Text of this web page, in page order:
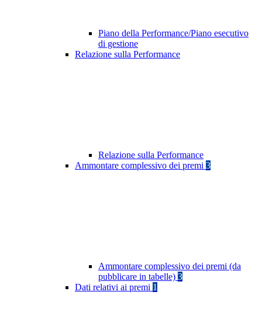
Piano della Performance/Piano esecutivo
di gestione
Relazione sulla Performance
Relazione sulla Performance
Ammontare complessivo dei premi 3
Ammontare complessivo dei premi (da
pubblicare in tabelle) 3
Dati relativi ai premi 1